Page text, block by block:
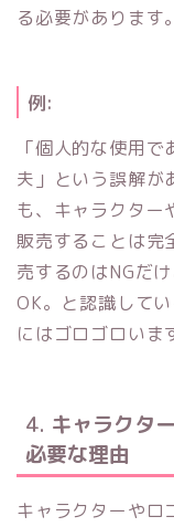
る必要があります。
例:
「個人的な使用
夫」という誤解が
も、キャラクター
販売することは完
売するのはNGだ
OK。と認識して
にはゴロゴロいま
4. キャラクタ
必要な理由
キャラクターやロ